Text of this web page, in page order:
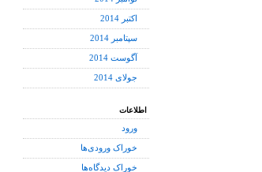
اکتبر 2014
سپتامبر 2014
آگوست 2014
جولای 2014
اطلاعات
ورود
خوراک ورودی‌ها
خوراک دیدگاه‌ها